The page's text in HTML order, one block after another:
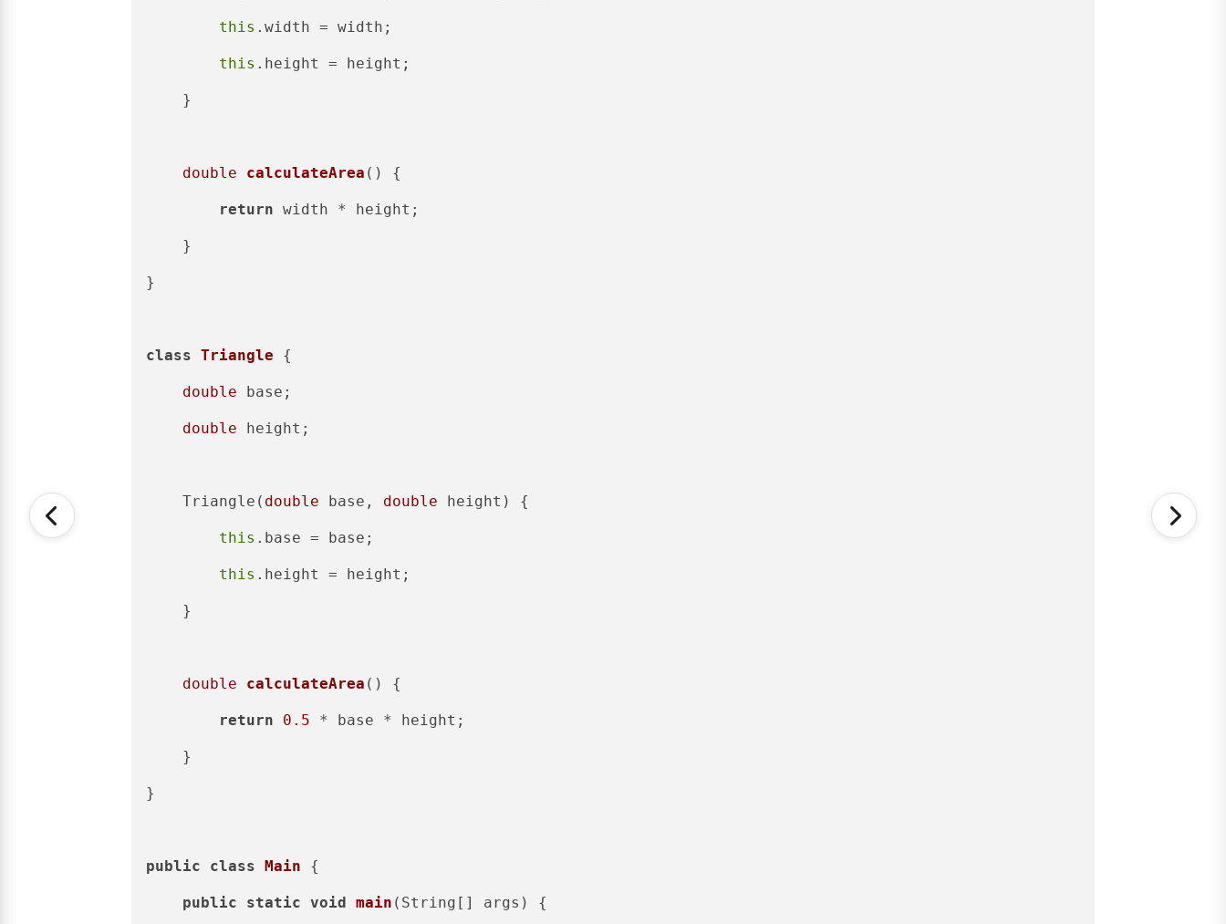
this .width = width;
this .height = height;
    }
double calculateArea () {
return width * height;
    }
}
class Triangle {
double base;
double height;
    Triangle(
double base, double height) {
this .base = base;
this .height = height;
    }
double calculateArea () {
return 0.5 * base * height;
    }
}
public class Main {
public static void main (String[] args) {